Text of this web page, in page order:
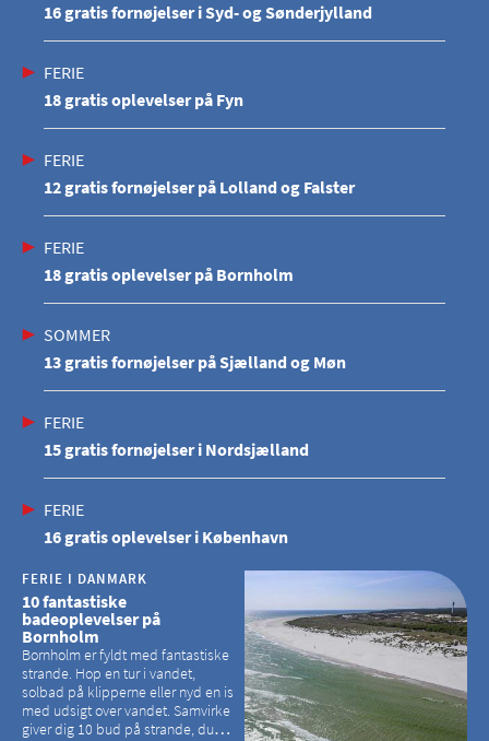
16 gratis fornøjelser i Syd- og Sønderjylland
FERIE
18 gratis oplevelser på Fyn
FERIE
12 gratis fornøjelser på Lolland og Falster
FERIE
18 gratis oplevelser på Bornholm
SOMMER
13 gratis fornøjelser på Sjælland og Møn
FERIE
15 gratis fornøjelser i Nordsjælland
FERIE
16 gratis oplevelser i København
FERIE I DANMARK
10 fantastiske
badeoplevelser på
Bornholm
Bornholm er fyldt med fantastiske
strande. Hop en tur i vandet,
solbad på klipperne eller nyd en is
med udsigt over vandet. Samvirke
giver dig 10 bud på strande, du